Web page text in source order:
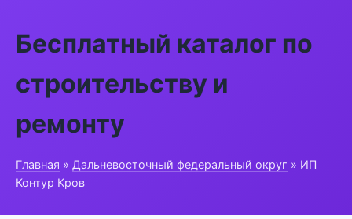
Бесплатный каталог по
строительству и
ремонту
Главная » Дальневосточный федеральный округ » ИП
Контур Кров